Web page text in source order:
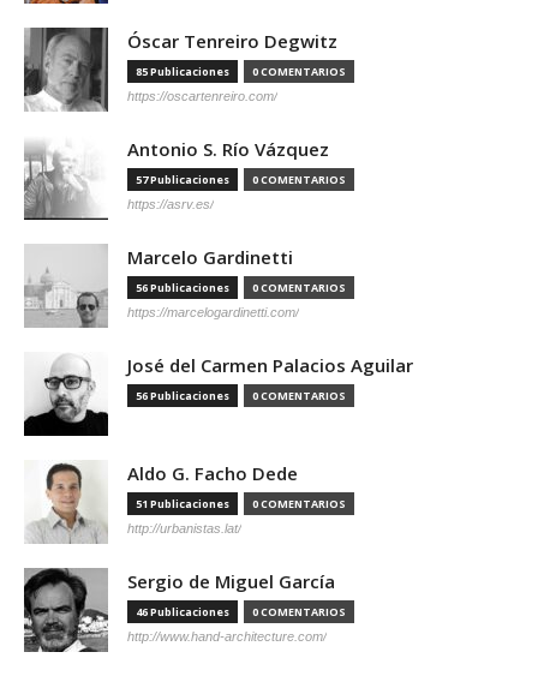
Óscar Tenreiro Degwitz
85 Publicaciones 0 COMENTARIOS
https://oscartenreiro.com/
Antonio S. Río Vázquez
57 Publicaciones 0 COMENTARIOS
https://asrv.es/
Marcelo Gardinetti
56 Publicaciones 0 COMENTARIOS
https://marcelogardinetti.com/
José del Carmen Palacios Aguilar
56 Publicaciones 0 COMENTARIOS
Aldo G. Facho Dede
51 Publicaciones 0 COMENTARIOS
http://urbanistas.lat/
Sergio de Miguel García
46 Publicaciones 0 COMENTARIOS
http://www.hand-architecture.com/